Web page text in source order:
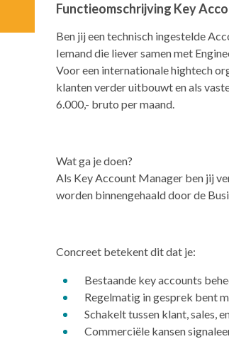
Functieomschrijving Key
Ben jij een technisch ingestelde
Iemand die liever samen met
Voor een internationale hightech
klanten verder uitbouwt en als
6.000,- bruto per maand.
Wat ga je doen?
Als Key Account Manager ben jij
worden binnengehaald door de
Concreet betekent dit dat je:
Bestaande key accounts
Regelmatig in gesprek bent
Schakelt tussen klant, sales,
Commerciële kansen